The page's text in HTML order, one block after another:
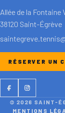
Allée de la Fontaine
38120 Saint-Égrève
RÉSERVER UN
FacebookInstagram
© 2026 SAINT-
MENTIONS